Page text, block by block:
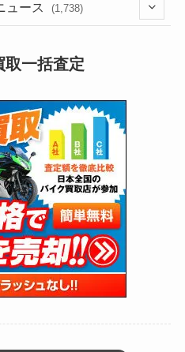
(2,473)
(249)
(16)
(141)
(254)
(204)
(166)
(23)
(33)
(34)
(35)
(41)
(132)
(171)
(118)
(27)
ュース (1,738)
(1,605)
(13)
(12)
取一括査定